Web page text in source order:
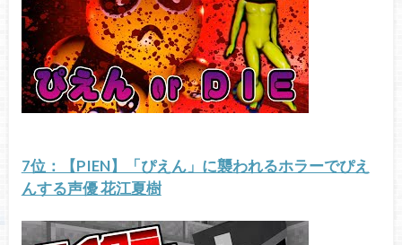
7位：【PIEN】「ぴえん」に襲われるホラーでぴえ
んする声優 花江夏樹